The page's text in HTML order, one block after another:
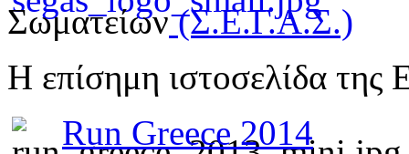
Σωματείων (Σ.Ε.Γ.Α.Σ.)
Η επίσημη ιστοσελίδα της
Run Greece 2014